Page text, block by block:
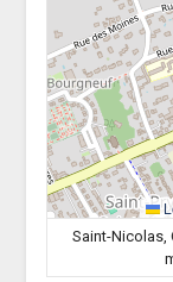
Saint-Nicolas,